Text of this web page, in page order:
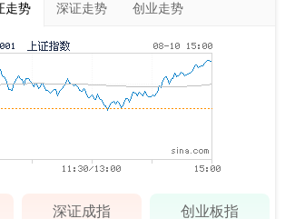
走势 深证走势 创业走势
深证成指 创业板指